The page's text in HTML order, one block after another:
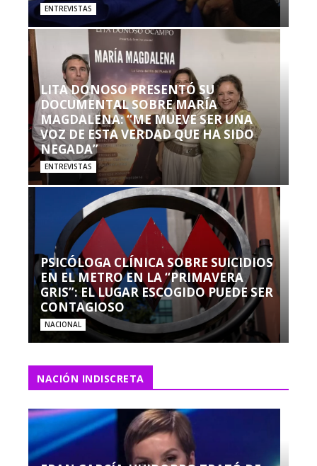
ENTREVISTAS
LITA DONOSO PRESENTÓ SU
DOCUMENTAL SOBRE MARÍA
MAGDALENA: “ME MUEVE SER UNA
VOZ DE ESTA VERDAD QUE HA SIDO
NEGADA”
ENTREVISTAS
PSICÓLOGA CLÍNICA SOBRE SUICIDIOS
EN EL METRO EN LA “PRIMAVERA
GRIS”: EL LUGAR ESCOGIDO PUEDE SER
CONTAGIOSO
NACIONAL
NACIÓN INDISCRETA